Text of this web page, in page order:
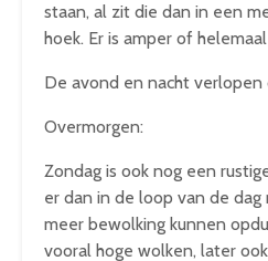
staan, al zit die dan in een
hoek. Er is amper of
De avond en nacht verlopen
Overmorgen:
Zondag is ook nog een
er dan in de loop van de
meer bewolking kunnen
vooral hoge wolken, later